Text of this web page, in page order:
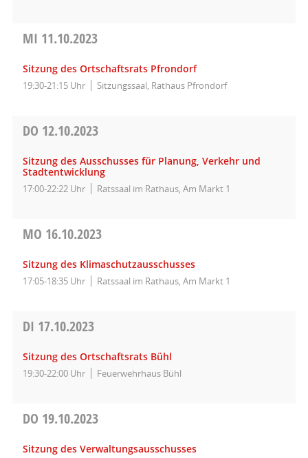
MI 11.10.2023
Sitzung des Ortschaftsrats Pfrondorf
19:30-21:15 Uhr Sitzungssaal, Rathaus Pfrondorf
DO 12.10.2023
Sitzung des Ausschusses für Planung, Verkehr und
Stadtentwicklung
17:00-22:22 Uhr Ratssaal im Rathaus, Am Markt 1
MO 16.10.2023
Sitzung des Klimaschutzausschusses
17:05-18:35 Uhr Ratssaal im Rathaus, Am Markt 1
DI 17.10.2023
Sitzung des Ortschaftsrats Bühl
19:30-22:00 Uhr Feuerwehrhaus Bühl
DO 19.10.2023
Sitzung des Verwaltungsausschusses